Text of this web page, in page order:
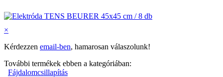
×
Kérdezzen email-ben, hamarosan válaszolunk!
További termékek ebben a kategóriában:
Fájdalomcsillapítás